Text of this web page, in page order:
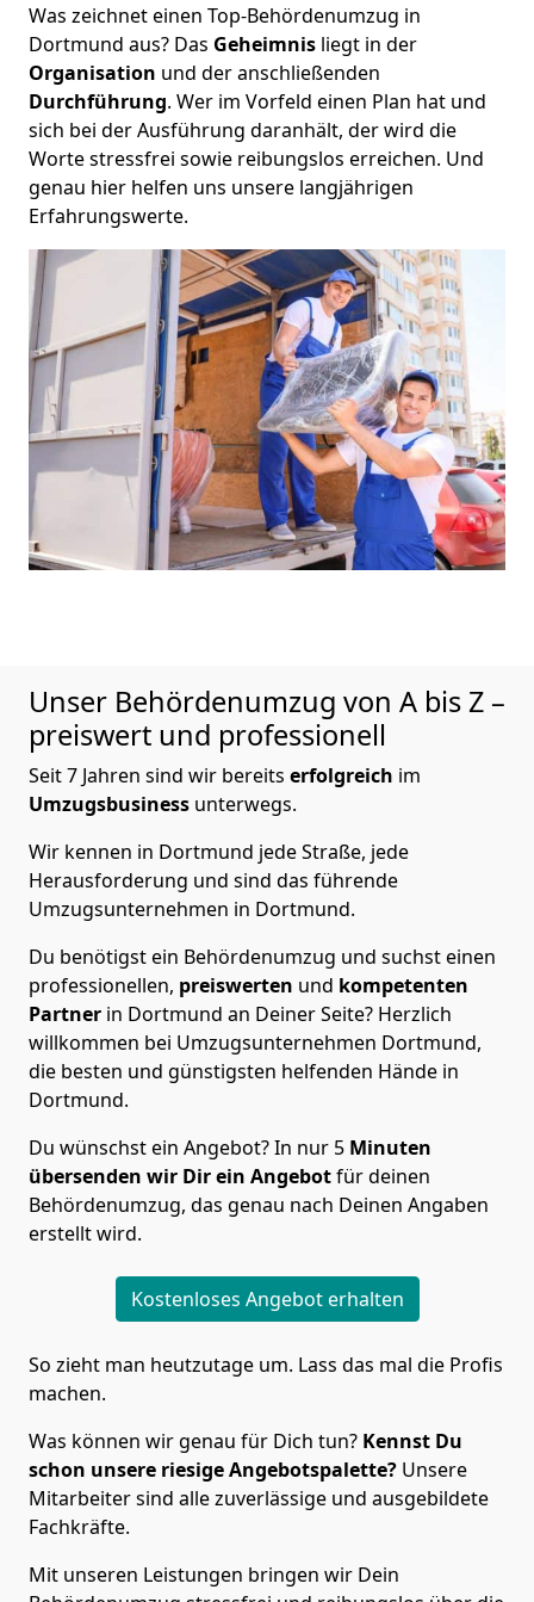
Was zeichnet einen Top-Behördenumzug in
Dortmund aus? Das Geheimnis liegt in der
Organisation und der anschließenden
Durchführung. Wer im Vorfeld einen Plan hat und
sich bei der Ausführung daranhält, der wird die
Worte stressfrei sowie reibungslos erreichen. Und
genau hier helfen uns unsere langjährigen
Erfahrungswerte.
Unser Behördenumzug von A bis Z –
preiswert und professionell
Seit 7 Jahren sind wir bereits erfolgreich im
Umzugsbusiness unterwegs.
Wir kennen in Dortmund jede Straße, jede
Herausforderung und sind das führende
Umzugsunternehmen in Dortmund.
Du benötigst ein Behördenumzug und suchst einen
professionellen, preiswerten und kompetenten
Partner in Dortmund an Deiner Seite? Herzlich
willkommen bei Umzugsunternehmen Dortmund,
die besten und günstigsten helfenden Hände in
Dortmund.
Du wünschst ein Angebot? In nur 5 Minuten
übersenden wir Dir ein Angebotfür deinen
Behördenumzug, das genau nach Deinen Angaben
erstellt wird.
Kostenloses Angebot erhalten
So zieht man heutzutage um. Lass das mal die Profis
machen.
Was können wir genau für Dich tun? Kennst Du
schon unsere riesige Angebotspalette? Unsere
Mitarbeiter sind alle zuverlässige und ausgebildete
Fachkräfte.
Mit unseren Leistungen bringen wir Dein